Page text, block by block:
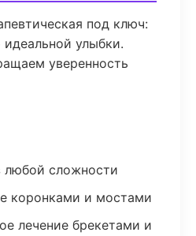
под ключ:
улыбки.
уверенность
любой сложности
коронками и мостами
лечение брекетами и